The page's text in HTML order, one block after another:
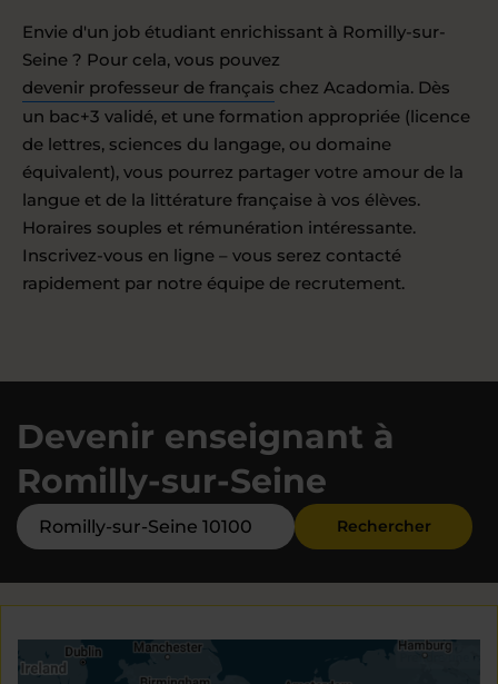
Envie d'un job étudiant enrichissant à Romilly-sur-
Seine ? Pour cela, vous pouvez
devenir professeur de français chez Acadomia. Dès
un bac+3 validé, et une formation appropriée (licence
de lettres, sciences du langage, ou domaine
équivalent), vous pourrez partager votre amour de la
langue et de la littérature française à vos élèves.
Horaires souples et rémunération intéressante.
Inscrivez-vous en ligne – vous serez contacté
rapidement par notre équipe de recrutement.
Devenir enseignant à
Romilly-sur-Seine
Rechercher